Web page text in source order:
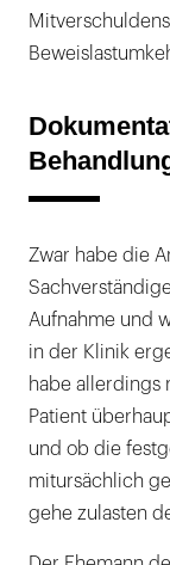
Zwar habe die
Aufnahme und
in der Klinik
habe allerdings
Patient
und ob die
mitursächlich
gehe zulasten